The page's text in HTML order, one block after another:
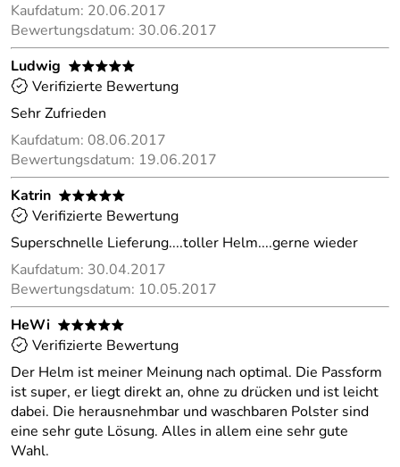
Kaufdatum: 20.06.2017
Bewertungsdatum: 30.06.2017
Ludwig
*****
Verifizierte Bewertung
Sehr Zufrieden
Kaufdatum: 08.06.2017
Bewertungsdatum: 19.06.2017
Katrin
*****
Verifizierte Bewertung
Superschnelle Lieferung....toller Helm....gerne wieder
Kaufdatum: 30.04.2017
Bewertungsdatum: 10.05.2017
HeWi
*****
Verifizierte Bewertung
Der Helm ist meiner Meinung nach optimal. Die Passform
ist super, er liegt direkt an, ohne zu drücken und ist leicht
dabei. Die herausnehmbar und waschbaren Polster sind
eine sehr gute Lösung. Alles in allem eine sehr gute
Wahl.